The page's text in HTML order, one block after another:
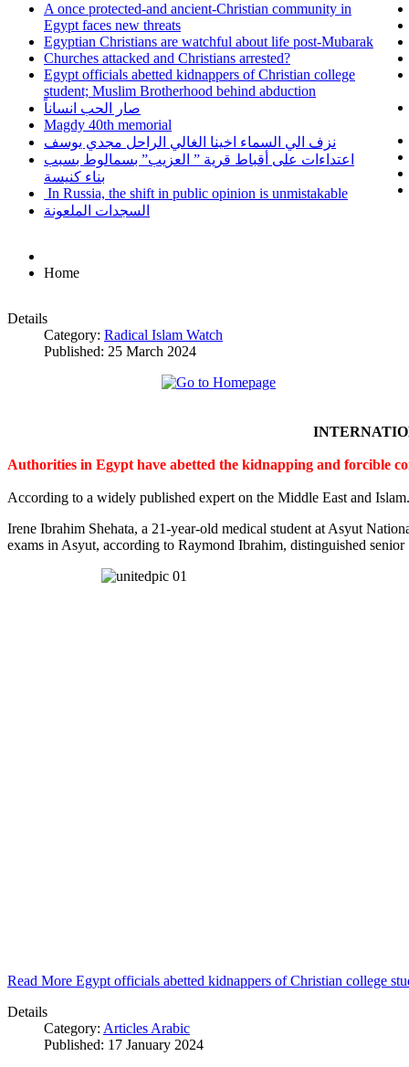
A once protected-and ancient-Christian community in
Egypt faces new threats
Egyptian Christians are watchful about life post-Mubarak
Churches attacked and Christians arrested?
Egypt officials abetted kidnappers of Christian college
student; Muslim Brotherhood behind abduction
صار الحب انساناً
Magdy 40th memorial
نزف الي السماء اخينا الغالي الراحل مجدي يوسف
اعتداءات على أقباط قرية ” العزيب” بسمالوط بسبب
بناء كنيسة
In Russia, the shift in public opinion is unmistakable
السجدات الملعونة
Home
Details
Category: Radical Islam Watch
Published: 25 March 2024
Authorities in Egypt have abetted the kidnapping and forcible
According to a widely published expert on the Middle East and Islam.
Irene Ibrahim Shehata, a 21-year-old medical student at Asyut
exams in Asyut, according to Raymond Ibrahim, distinguished
Read More Egypt officials abetted kidnappers of Christian college
Details
Category: Articles Arabic
Published: 17 January 2024